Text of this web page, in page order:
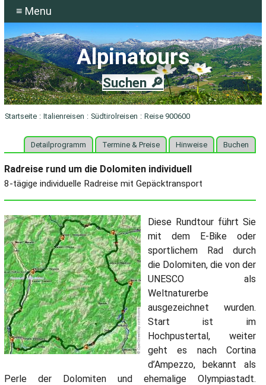
≡ Menu
Suchen 🔎
Alpinatours
Startseite : Italienreisen : Südtirolreisen : Reise 900600
Detailprogramm Termine & Preise Hinweise Buchen
Radreise rund um die Dolomiten individuell
8-tägige individuelle Radreise mit Gepäcktransport
Diese Rundtour führt Sie
mit dem E-Bike oder
sportlichem Rad durch
die Dolomiten, die von der
UNESCO als
Weltnaturerbe
ausgezeichnet wurden.
Start ist im
Hochpustertal, weiter
geht es nach Cortina
d’Ampezzo, bekannt als
Perle der Dolomiten und ehemalige Olympiastadt.